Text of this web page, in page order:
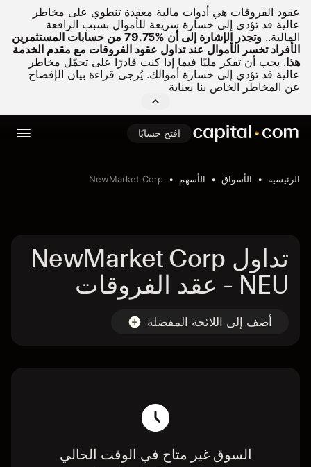
عقود الفروقات هي أدوات مالية معقدة تنطوي على مخاطر
عالية قد تؤدي إلى خسارة سريعة للأموال بسبب الرافعة
المالية..
وتجدر الإشارة إلى أن %79.75 من حسابات المستثمرين
الأفراد تخسر الأموال عند تداول عقود الفروقات مع مقدم الخدمة
هذا. يجب أن تفكر مليّا فيما إذا كنت قادرًا على تحمّل مخاطر
عالية قد تؤدي إلى خسارة أموالك. يُرجى قراءة بيان الإفصاح
عن المخاطر الخاص بنا بعناية
افتح حسابًا
الرئيسية الأسواق الأسهم NewMarket Corp
تداول NewMarket Corp
- NEU عقد الفروقات
أضف إلى اللائحة المفضلة
السوق غير متاح في الوقت الحالي